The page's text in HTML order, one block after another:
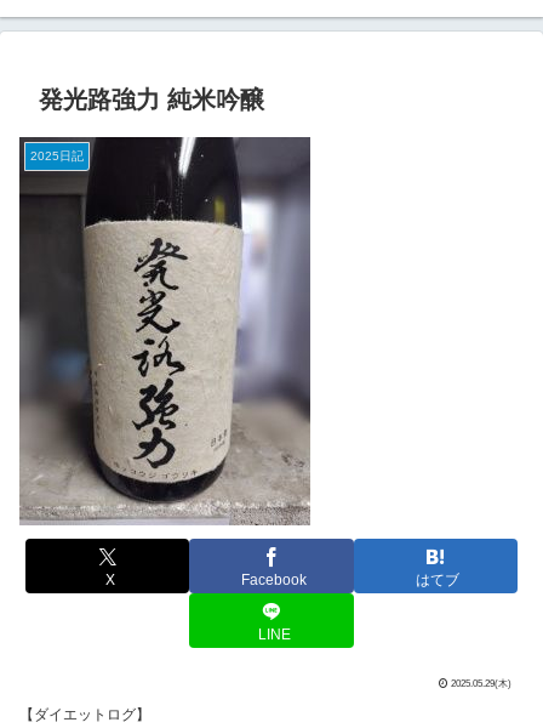
発光路強力 純米吟醸
2025日記
X Facebook はてブ
LINE
2025.05.29(木)
【ダイエットログ】